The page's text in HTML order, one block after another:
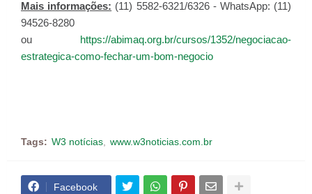
Mais informações: (11) 5582-6321/6326 - WhatsApp: (11)
94526-8280
ou
https://abimaq.org.br/cursos/1352/negociacao-
estrategica-como-fechar-um-bom-negocio
Tags: W3 notícias www.w3noticias.com.br
Facebook